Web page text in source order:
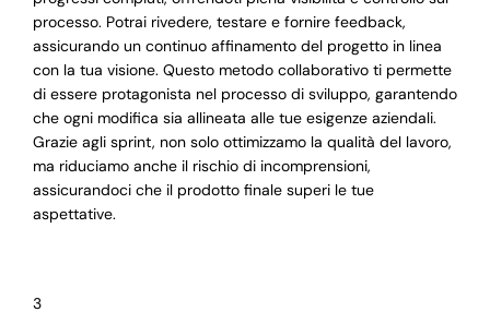
processo. Potrai rivedere, testare e fornire feedback,
assicurando un continuo affinamento del progetto in linea
con la tua visione. Questo metodo collaborativo ti permette
di essere protagonista nel processo di sviluppo, garantendo
che ogni modifica sia allineata alle tue esigenze aziendali.
Grazie agli sprint, non solo ottimizzamo la qualità del lavoro,
ma riduciamo anche il rischio di incomprensioni,
assicurandoci che il prodotto finale superi le tue
aspettative.
3